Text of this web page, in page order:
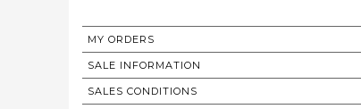
MY ORDERS
SALE INFORMATION
SALES CONDITIONS